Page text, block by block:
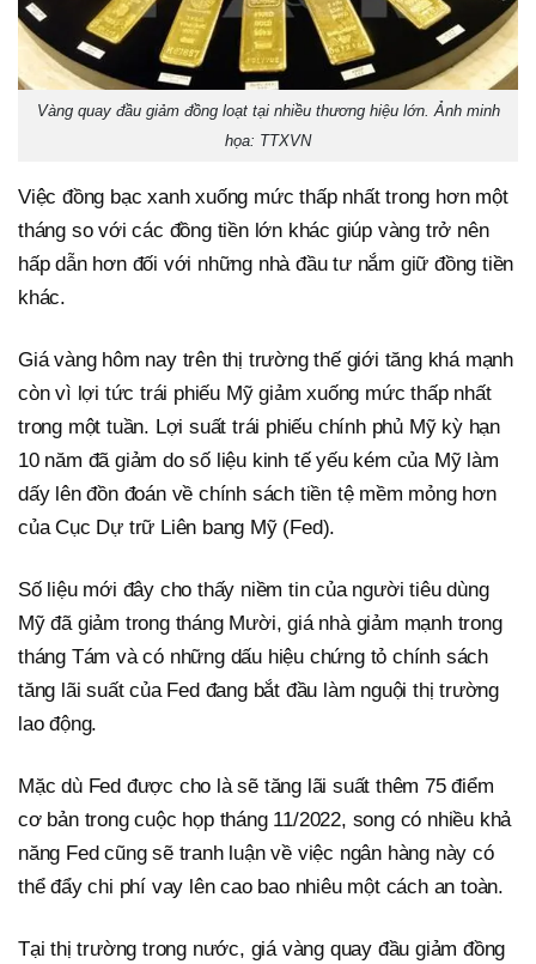
Vàng quay đầu giảm đồng loạt tại nhiều thương hiệu lớn. Ảnh minh
họa: TTXVN
Việc đồng bạc xanh xuống mức thấp nhất trong hơn một
tháng so với các đồng tiền lớn khác giúp vàng trở nên
hấp dẫn hơn đối với những nhà đầu tư nắm giữ đồng tiền
khác.
Giá vàng hôm nay trên thị trường thế giới tăng khá mạnh
còn vì lợi tức trái phiếu Mỹ giảm xuống mức thấp nhất
trong một tuần. Lợi suất trái phiếu chính phủ Mỹ kỳ hạn
10 năm đã giảm do số liệu kinh tế yếu kém của Mỹ làm
dấy lên đồn đoán về chính sách tiền tệ mềm mỏng hơn
của Cục Dự trữ Liên bang Mỹ (Fed).
Số liệu mới đây cho thấy niềm tin của người tiêu dùng
Mỹ đã giảm trong tháng Mười, giá nhà giảm mạnh trong
tháng Tám và có những dấu hiệu chứng tỏ chính sách
tăng lãi suất của Fed đang bắt đầu làm nguội thị trường
lao động.
Mặc dù Fed được cho là sẽ tăng lãi suất thêm 75 điểm
cơ bản trong cuộc họp tháng 11/2022, song có nhiều khả
năng Fed cũng sẽ tranh luận về việc ngân hàng này có
thể đẩy chi phí vay lên cao bao nhiêu một cách an toàn.
Tại thị trường trong nước, giá vàng quay đầu giảm đồng